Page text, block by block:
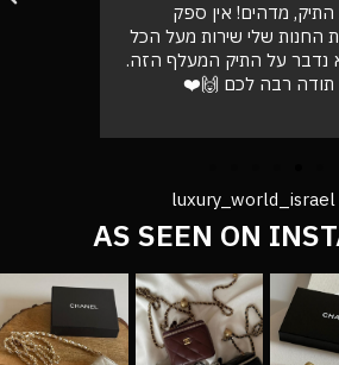
התיק, מדהים! אין ספק
החנות שלי שירות מעל הכל
נדבר על התיק המעלף הזה.
תודה רבה לכם 🙌❤️
luxury_world_israel
AS SEEN ON